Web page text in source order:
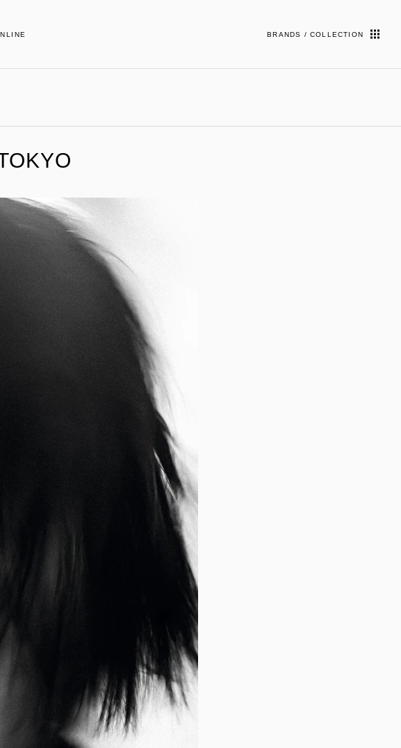
BRANDS / COLLECTION